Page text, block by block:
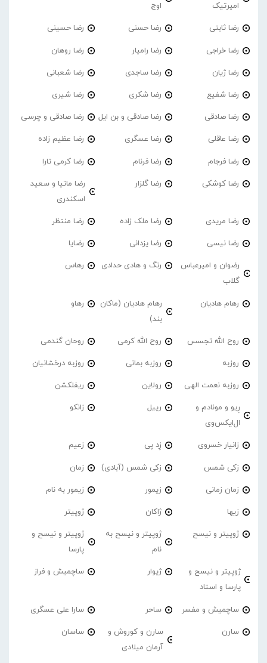
امیرتیک
اوج
رضا ثابتی رضا حسنی رضا حسینی
رضا خراجی رضا رامیار رضا روهان
رضا ژیان رضا ساجدی رضا شعبانی
رضا شفیع رضا شکری رضا شیری
رضا صادقی رضا صادقی و بن ایل رضا صادقی و چرسی
رضا عاقلی رضا عسگری رضا عظیم زاده
رضا فرجام رضا فرنام رضا کرمی تارا
رضا کوشکی رضا گلزار
رضا ماتیا و سعید
اسکندری
رضا مریدی رضا ملک زاده رضا منتظر
رضا نیسی رضا یزدانی رضایا
رضوان و امیرعباس
گلاب
رنگ و هادی حدادی رهاس
رهام هادیان
رهام هادیان (ماکان
بند)
رهاو
روح الله تجسس روح الله کرمی روحان گندمی
روزبه روزبه بمانی روزبه درخشانیان
روزبه نعمت الهی رولاین ریفلکشن
رِیو و مونادم و
ال‌ایکس‌وی
رییل زانکو
زانیار خسروی زِد پی زعیم
زکی شمس زکی شمس (آبادی) زمان
زمان زمانی زیمور زیمور به نام
زیها ژاکان ژوپیتر
ژوپیتر و نیسح
ژوپیتر و نیسح به
نام
ژوپیتر و نیسح و
پارسا
ژوپیتر و نیسح و
پارسا و استاد
ژیوار ساچمیش و فراز
ساچمیش و مفسر ساحر سارا علی عسگری
سارن
سارن و کوروش و
آرمان میلادی
ساسان